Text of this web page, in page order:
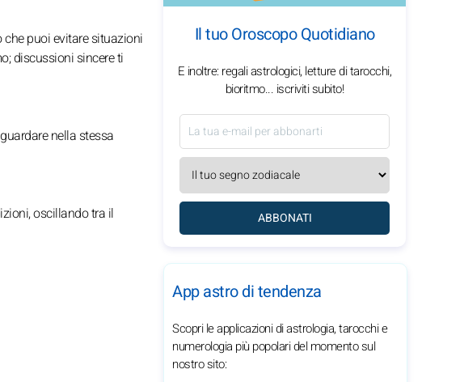
puoi evitare situazioni
discussioni sincere ti
nella stessa
oscillando tra il
Il tuo Oroscopo Quotidiano
E inoltre: regali astrologici, letture di tarocchi,
bioritmo... iscriviti subito!
ABBONATI
App astro di tendenza
Scopri le applicazioni di astrologia, tarocchi e
numerologia più popolari del momento sul
nostro sito: